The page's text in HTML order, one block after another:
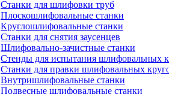
Станки для шлифовки труб
Плоскошлифовальные станки
Круглошлифовальные станки
Станки для снятия заусенцев
Шлифовально-зачистные станки
Стенды для испытания шлифовальных
Станки для правки шлифовальных
Внутришлифовальные станки
Подвесные шлифовальные станки